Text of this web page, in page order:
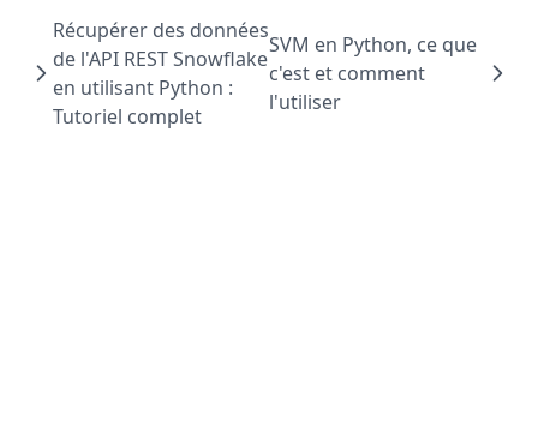
Récupérer des données
de l'API REST Snowflake
en utilisant Python :
Tutoriel complet
SVM en Python, ce que
c'est et comment
l'utiliser